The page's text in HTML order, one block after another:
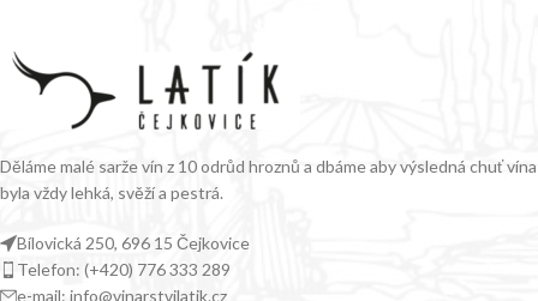
Děláme malé sarže vín z 10 odrůd hroznů a dbáme aby výsledná chuť vína
byla vždy lehká, svěží a pestrá.
Bílovická 250, 696 15 Čejkovice
Telefon: (+420) 776 333 289
e-mail: info@vinarstvilatik.cz